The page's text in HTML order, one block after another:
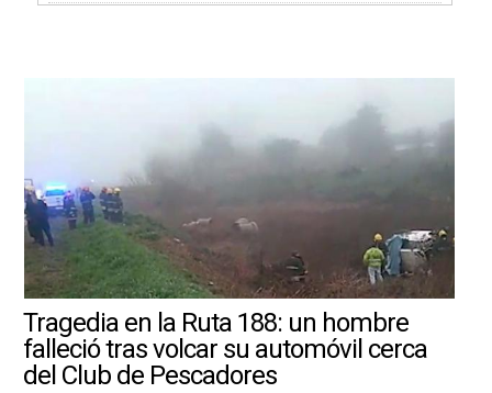
Tragedia en la Ruta 188: un hombre
falleció tras volcar su automóvil cerca
del Club de Pescadores